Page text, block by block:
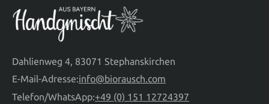
Dahlienweg 4, 83071 Stephanskirchen
E-Mail-Adresse:info@biorausch.com
Telefon/WhatsApp:+49 (0) 151 12724397